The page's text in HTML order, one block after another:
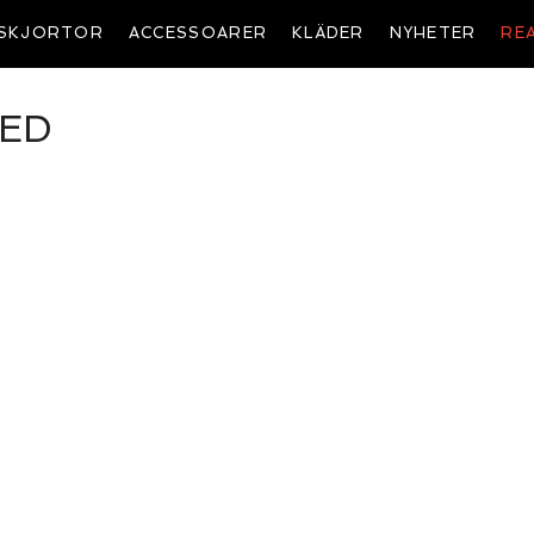
ACCESSOARER KLÄDER NYHETER